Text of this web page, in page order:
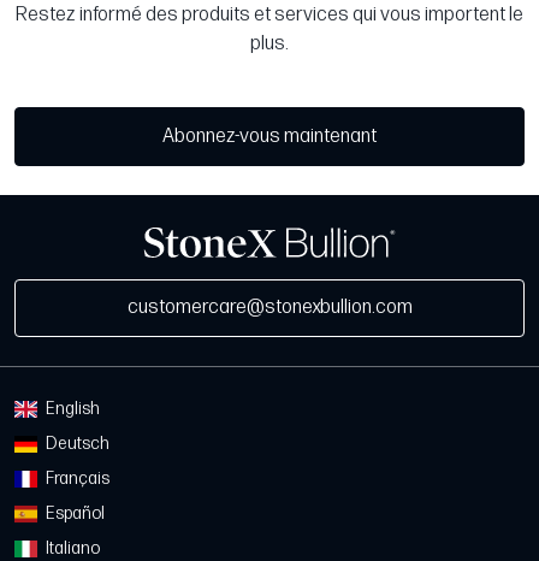
Restez informé des produits et services qui vous importent le
plus.
Abonnez-vous maintenant
customercare@stonexbullion.com
English
Deutsch
Français
Español
Italiano